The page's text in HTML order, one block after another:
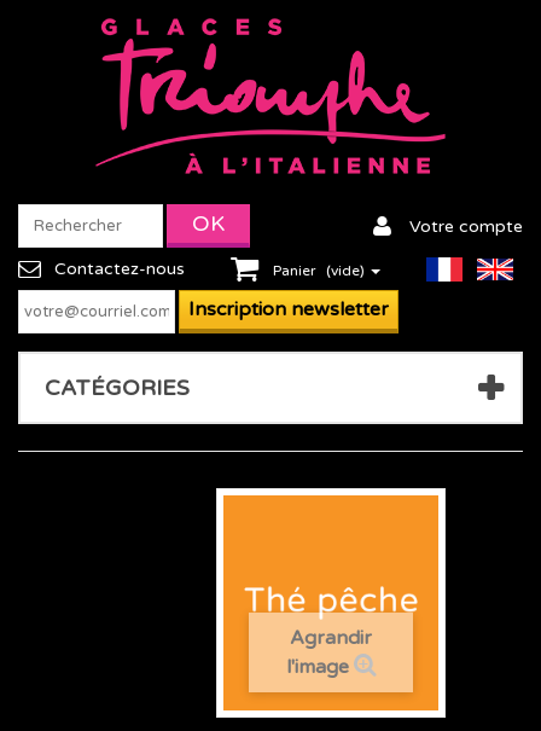
Votre compte
Contactez-nous Panier (vide)
CATÉGORIES
Agrandir
l'image